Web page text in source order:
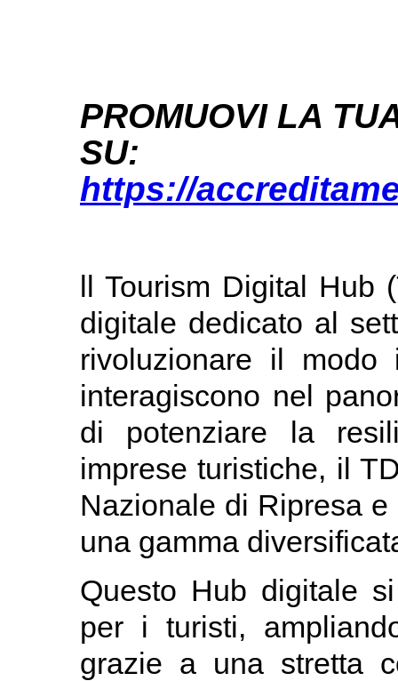
PROMUOVI LA
SU:
https://
ll Tourism Digital Hub
digitale dedicato al
rivoluzionare il
interagiscono nel
di potenziare la
imprese turistiche, il
Nazionale di Ripresa
una gamma
Questo Hub digitale
per i turisti,
grazie a una stretta